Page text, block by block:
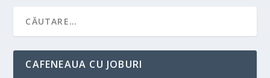
CAFENEAUA CU JOBURI